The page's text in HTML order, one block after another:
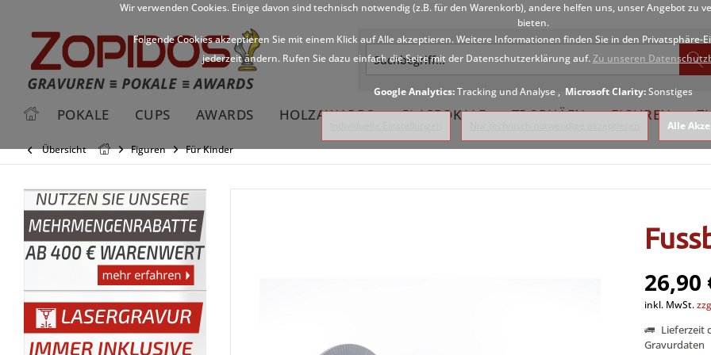
POKALE CUPS AWARDS HOLZAWARDS GLASPOKALE TROPHÄEN FIGUREN
Übersicht Figuren Für Kinder
26,90
inkl. MwSt.
Lieferzeit
Gravurdaten
Wir verwenden Cookies. Einige davon sind technisch notwendig (z.B. für den Warenkorb), andere helfen uns, unser Angebot zu
bieten.
Folgende Cookies akzeptieren Sie mit einem Klick auf Alle akzeptieren. Weitere Informationen finden Sie in den
jederzeit ändern. Rufen Sie dazu einfach die Seite mit der Datenschutzerklärung auf.Zu unseren
Google Analytics:Tracking und Analyse , Microsoft Clarity:Sonstiges
Alle